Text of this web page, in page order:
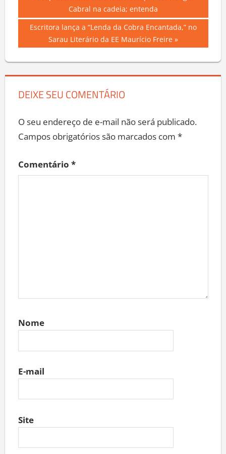
de
Cabral na cadeia; entenda
Next
Escritora lança a “Lenda da Cobra Encantada,” no
Sarau Literário da EE Maurício Freire
DEIXE SEU COMENTÁRIO
O seu endereço de e-mail não será publicado.
Campos obrigatórios são marcados com *
Comentário *
Nome
E-mail
Site